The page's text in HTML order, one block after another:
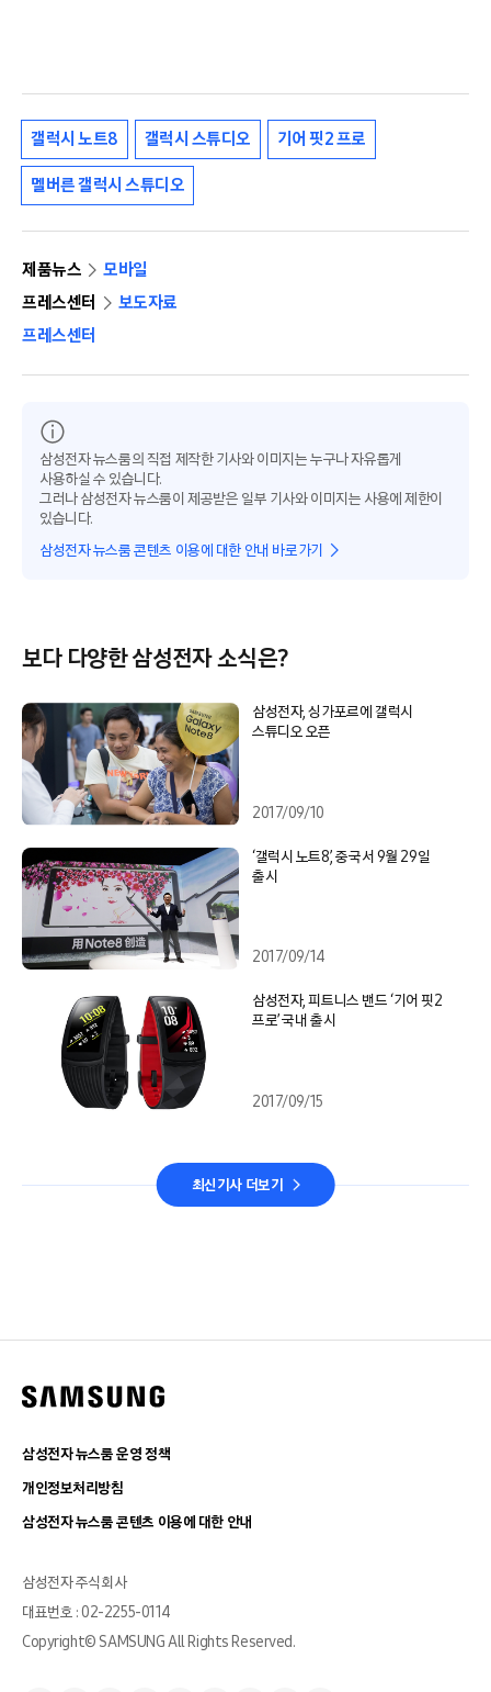
갤럭시 노트8 갤럭시 스튜디오 기어 핏2 프로
멜버른 갤럭시 스튜디오
제품뉴스
모바일
프레스센터
보도자료
프레스센터
삼성전자 뉴스룸의 직접 제작한 기사와 이미지는 누구나 자유롭게
사용하실 수 있습니다.
그러나 삼성전자 뉴스룸이 제공받은 일부 기사와 이미지는 사용에 제한이
있습니다.
삼성전자 뉴스룸 콘텐츠 이용에 대한 안내 바로가기
보다 다양한 삼성전자 소식은?
삼성전자, 싱가포르에 갤럭시
스튜디오 오픈
2017/09/10
‘갤럭시 노트8’, 중국서 9월 29일
출시
2017/09/14
삼성전자, 피트니스 밴드 ‘기어 핏2
프로’ 국내 출시
2017/09/15
최신기사 더보기
삼성전자 뉴스룸 운영 정책
개인정보처리방침
삼성전자 뉴스룸 콘텐츠 이용에 대한 안내
삼성전자 주식회사
대표번호 : 02-2255-0114
Copyright© SAMSUNG All Rights Reserved.